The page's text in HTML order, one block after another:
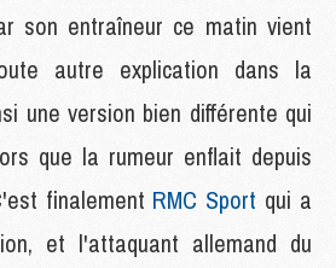
son entraîneur ce matin vient
autre explication dans la
une version bien différente qui
que la rumeur enflait depuis
finalement RMC Sport qui a
et l'attaquant allemand du